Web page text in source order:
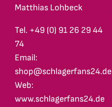
Matthias Lohbeck
Tel. +49 (0) 91 26 29 44
74
Email:
shop@schlagerfans24.de
Web:
www.schlagerfans24.de